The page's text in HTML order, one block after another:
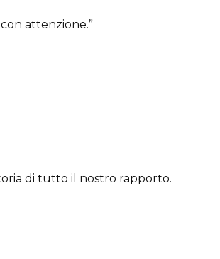
attenzione.”
di tutto il nostro rapporto.